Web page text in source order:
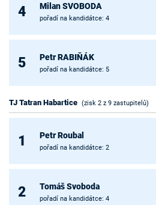
4 Milan SVOBODA
pořadí na kandidátce: 4
5 Petr RABIŇÁK
pořadí na kandidátce: 5
TJ Tatran Habartice (zisk 2 z 9 zastupitelů)
1 Petr Roubal
pořadí na kandidátce: 2
2 Tomáš Svoboda
pořadí na kandidátce: 4